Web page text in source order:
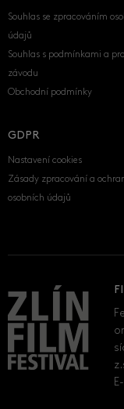
Souhlas se zpracováním
údajů
Souhlas s podmínkami a
závodu
Obchodní podmínky
GDPR
Nastavení cookies
Zásady zpracování a
osobních údajů